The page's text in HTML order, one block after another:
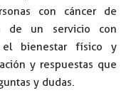
con cáncer de
de un servicio con
el bienestar físico y
y respuestas que
y dudas.